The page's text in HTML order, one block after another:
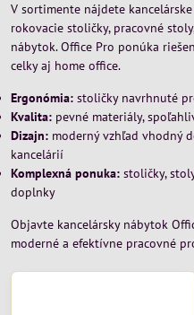
V sortimente nájdete
rokovacie stoličky, pracovné
nábytok. Office Pro ponúka
celky aj home office.
Ergonómia: stoličky navrhnuté
Kvalita: pevné materiály,
Dizajn: moderný vzhľad vhodný
kancelárií
Komplexná ponuka: stoličky,
doplnky
Objavte kancelársky nábytok
moderné a efektívne pracovné